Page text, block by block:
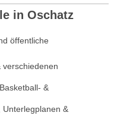
in Oschatz
öffentliche
verschiedenen
&
Unterlegplanen &